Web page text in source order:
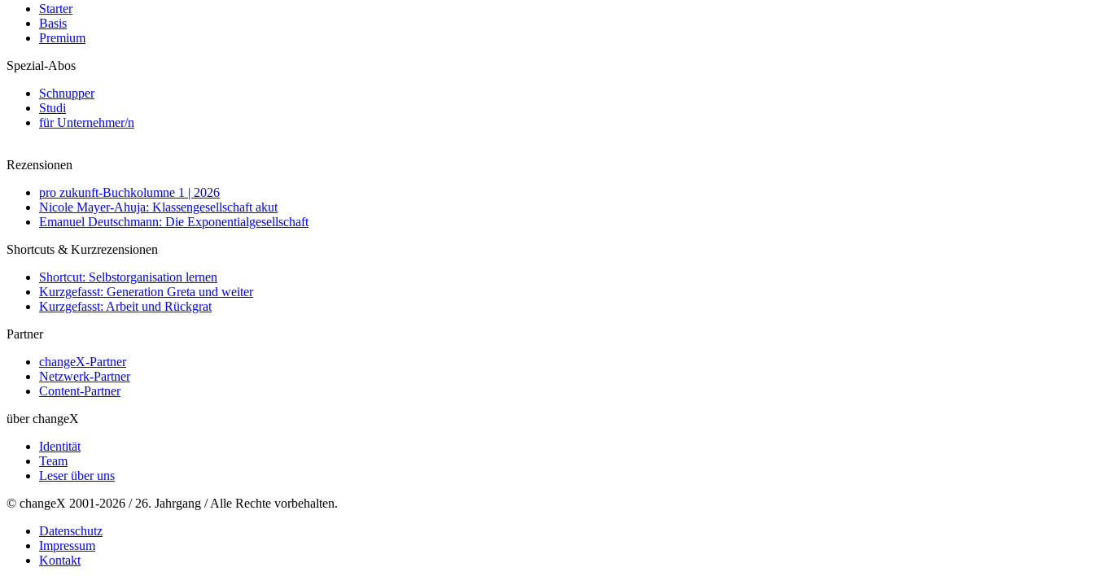
Starter
Basis
Premium
Spezial-Abos
Schnupper
Studi
für Unternehmer/n
Rezensionen
pro zukunft-Buchkolumne 1 | 2026
Nicole Mayer-Ahuja: Klassengesellschaft akut
Emanuel Deutschmann: Die Exponentialgesellschaft
Shortcuts & Kurzrezensionen
Shortcut: Selbstorganisation lernen
Kurzgefasst: Generation Greta und weiter
Kurzgefasst: Arbeit und Rückgrat
Partner
changeX-Partner
Netzwerk-Partner
Content-Partner
über changeX
Identität
Team
Leser über uns
© changeX 2001-2026 / 26. Jahrgang / Alle Rechte vorbehalten.
Datenschutz
Impressum
Kontakt